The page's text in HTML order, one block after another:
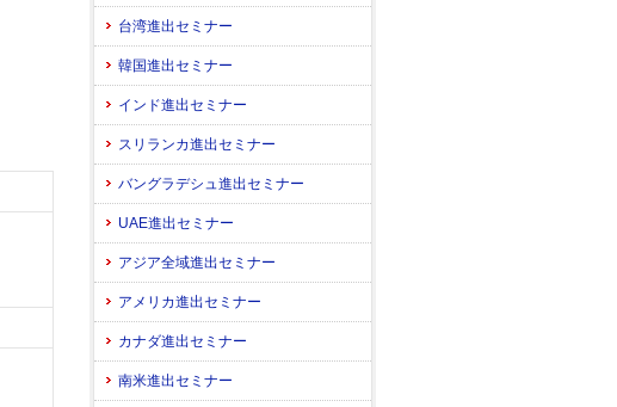
台湾進出セミナー
韓国進出セミナー
インド進出セミナー
スリランカ進出セミナー
バングラデシュ進出セミナー
UAE進出セミナー
アジア全域進出セミナー
アメリカ進出セミナー
カナダ進出セミナー
南米進出セミナー